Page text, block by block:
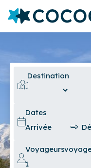
Destination
Dates
Voyageurs